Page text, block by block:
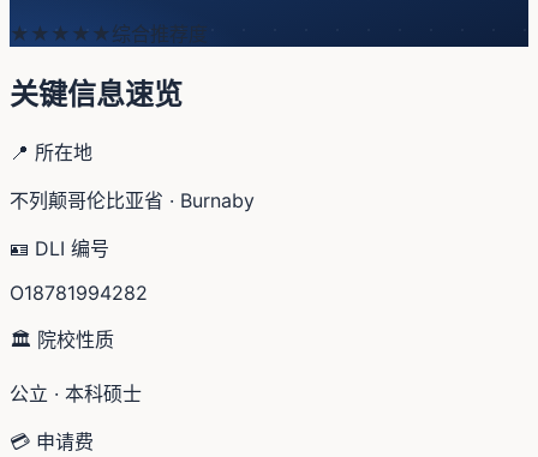
★★★★ ★ 综合推荐度
关键信息速览
📍 所在地
不列颠哥伦比亚省 · Burnaby
🪪 DLI 编号
O18781994282
🏛️ 院校性质
公立 · 本科硕士
💳 申请费